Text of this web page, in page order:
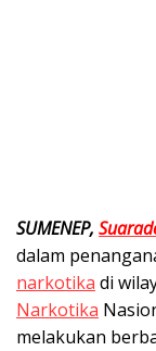
SUMENEP,
dalam
narkotika di
Narkotika
melakukan